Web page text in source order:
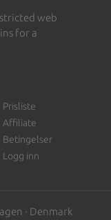
web
for a
Prisliste
Affiliate
Betingelser
Logg inn
· Denmark